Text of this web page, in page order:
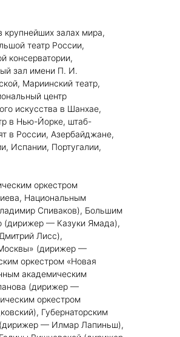
крупнейших залах мира,
театр России,
консерватории,
зал имени П. И.
Мариинский театр,
центр
искусства в Шанхае,
в Нью-Йорке, штаб-
в России, Азербайджане,
Испании, Португалии,
оркестром
Национальным
Спиваков), Большим
(дирижер — Казуки Ямада),
Лисс),
(дирижер —
оркестром «Новая
академическим
(дирижер —
оркестром
Губернаторским
(дирижер — Илмар Лапиньш),